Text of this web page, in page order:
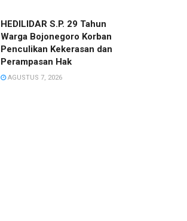
HEDILIDAR S.P. 29 Tahun
Warga Bojonegoro Korban
Penculikan Kekerasan dan
Perampasan Hak
AGUSTUS 7, 2026